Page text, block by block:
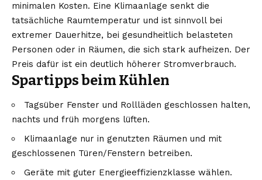
minimalen Kosten. Eine Klimaanlage senkt die
tatsächliche Raumtemperatur und ist sinnvoll bei
extremer Dauerhitze, bei gesundheitlich belasteten
Personen oder in Räumen, die sich stark aufheizen. Der
Preis dafür ist ein deutlich höherer Stromverbrauch.
Spartipps beim Kühlen
Tagsüber Fenster und Rollläden geschlossen halten,
nachts und früh morgens lüften.
Klimaanlage nur in genutzten Räumen und mit
geschlossenen Türen/Fenstern betreiben.
Geräte mit guter Energieeffizienzklasse wählen.